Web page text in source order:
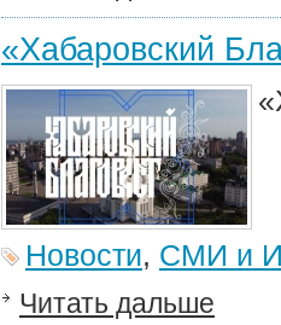
«Хабаровский
Новости, СМИ и
Читать дальше